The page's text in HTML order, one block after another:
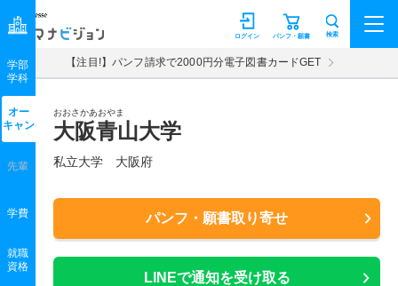
マナビジョン パンフ・願書
ログイン 検索
【注目!】パンフ請求で2000円分電子図書カードGET
おおさかあおやま
大阪青山大学
私立大学 大阪府
パンフ・願書取り寄せ
LINEで通知を受け取る
学部
学科
オー
キャン
先輩
学費
就職
資格